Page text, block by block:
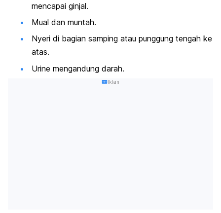
mencapai ginjal.
Mual dan muntah.
Nyeri di bagian samping atau punggung tengah ke
atas.
Urine mengandung darah.
Iklan